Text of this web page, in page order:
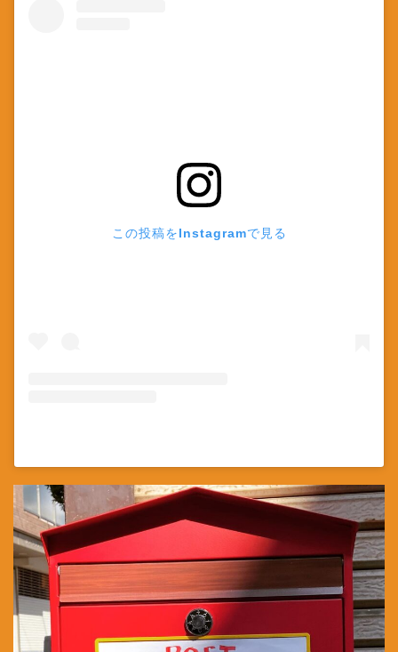
この投稿をInstagramで見る